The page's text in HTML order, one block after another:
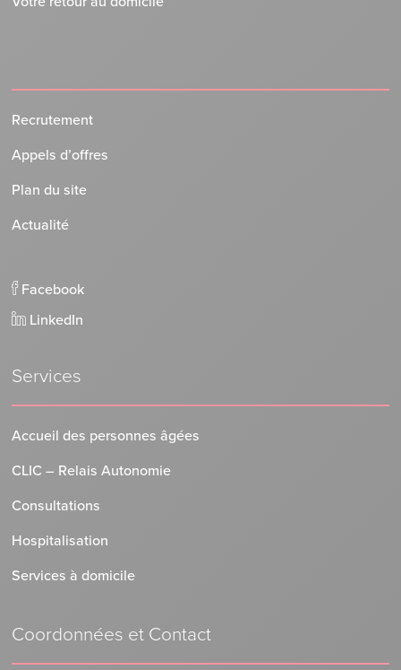
Recrutement
Appels d’offres
Plan du site
Actualité
Facebook
LinkedIn
Services
Accueil des personnes âgées
CLIC – Relais Autonomie
Consultations
Hospitalisation
Services à domicile
Coordonnées et Contact